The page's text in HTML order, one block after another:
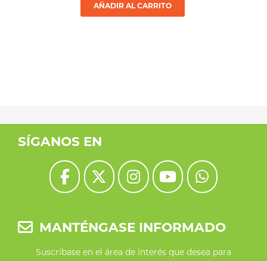
AÑADIR AL CARRITO
SÍGANOS EN
MANTÉNGASE INFORMADO
Suscríbase en el área de interés que desea para